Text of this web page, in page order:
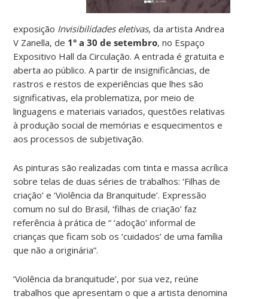
exposição Invisibilidades eletivas, da artista Andrea
V Zanella, de 1° a 30 de setembro, no Espaço
Expositivo Hall da Circulação. A entrada é gratuita e
aberta ao público. A partir de insignificâncias, de
rastros e restos de experiências que lhes são
significativas, ela problematiza, por meio de
linguagens e materiais variados, questões relativas
à produção social de memórias e esquecimentos e
aos processos de subjetivação.
As pinturas são realizadas com tinta e massa acrílica
sobre telas de duas séries de trabalhos: ‘Filhas de
criação’ e ‘Violência da Branquitude’. Expressão
comum no sul do Brasil, ‘filhas de criação’ faz
referência à prática de “ ‘adoção’ informal de
crianças que ficam sob os ‘cuidados’ de uma família
que não a originária”.
‘Violência da branquitude’, por sua vez, reúne
trabalhos que apresentam o que a artista denomina